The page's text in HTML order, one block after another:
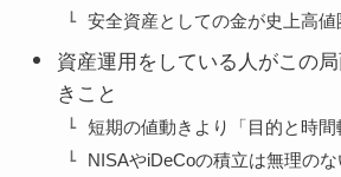
安全資産としての金が史上高
資産運用をしている人がこの
きこと
短期の値動きより「目的と時間
NISAやiDeCoの積立は無理の